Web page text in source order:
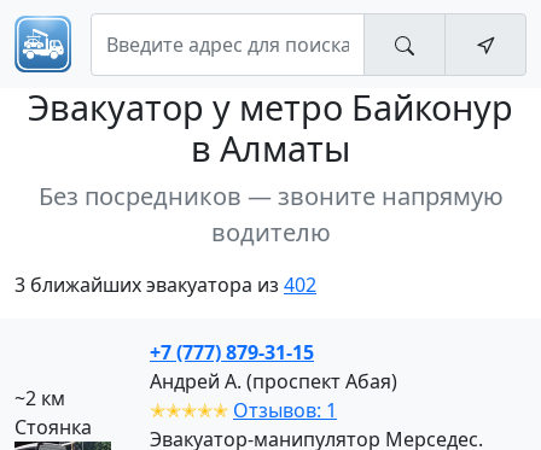
Эвакуатор у метро Байконур
в Алматы
Без посредников — звоните напрямую
водителю
3 ближайших эвакуатора из 402
~2 км
Стоянка
+7 (777) 879-31-15
Андрей А. (проспект Абая)
✭✭✭✭✭ Отзывов: 1
Эвакуатор-манипулятор Мерседес.